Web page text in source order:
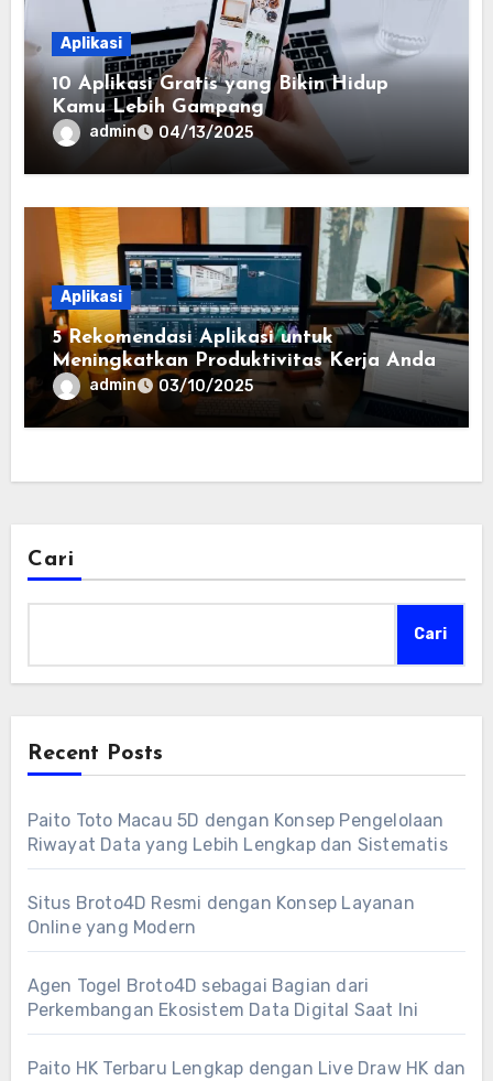
Aplikasi
10 Aplikasi Gratis yang Bikin Hidup
Kamu Lebih Gampang
admin 04/13/2025
Aplikasi
5 Rekomendasi Aplikasi untuk
Meningkatkan Produktivitas Kerja Anda
admin 03/10/2025
Cari
Cari
Recent Posts
Paito Toto Macau 5D dengan Konsep Pengelolaan
Riwayat Data yang Lebih Lengkap dan Sistematis
Situs Broto4D Resmi dengan Konsep Layanan
Online yang Modern
Agen Togel Broto4D sebagai Bagian dari
Perkembangan Ekosistem Data Digital Saat Ini
Paito HK Terbaru Lengkap dengan Live Draw HK dan